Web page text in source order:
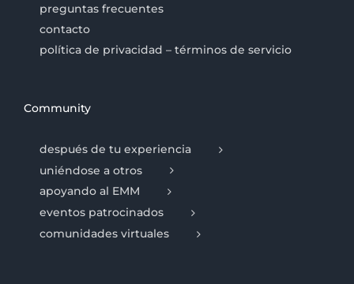
preguntas frecuentes
contacto
política de privacidad – términos de servicio
Community
después de tu experiencia
uniéndose a otros
apoyando al EMM
eventos patrocinados
comunidades virtuales